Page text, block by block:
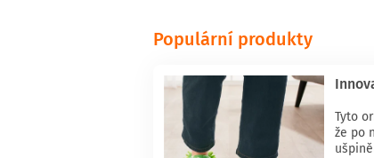
Populární produkty
Tyto
že po